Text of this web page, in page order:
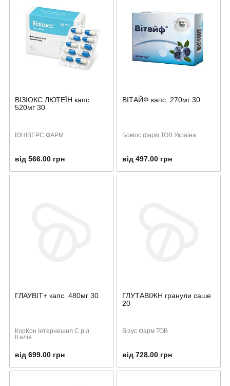
ВІЗІОКС ЛЮТЕЇН капс.
520мг 30
ЮНІВЕРС ФАРМ
від 566.00 грн
ВІТАЙФ капс. 270мг 30
Бовіос фарм ТОВ Україна
від 497.00 грн
ГЛАУВІТ+ капс. 480мг 30
КорКон Інтернешнл С.р.л.
Італія
від 699.00 грн
ГЛУТАВІЖН гранули саше
20
Візус Фарм ТОВ
від 728.00 грн